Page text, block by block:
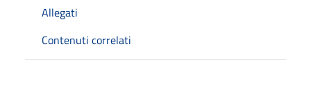
Allegati
Contenuti correlati